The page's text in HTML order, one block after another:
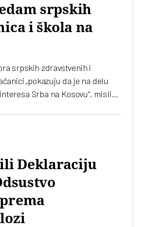
srpskih
i škola na
srpskih zdravstvenih i
„pokazuju da je na delu
Srba na Kosovu“, misli
Deklaraciju